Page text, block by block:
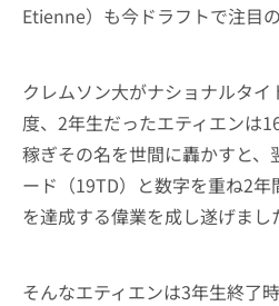
Etienne）も今ドラフトで注目の
クレムソン大がナショナルタ
度、2年生だったエティエンは
稼ぎその名を世間に轟かすと
ード（19TD）と数字を重ね2
を達成する偉業を成し遂げまし
そんなエティエンは3年生終了